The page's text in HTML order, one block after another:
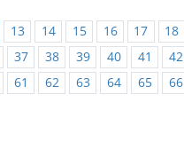
13 14 15 16 17 18
37 38 39 40 41 42
61 62 63 64 65 66